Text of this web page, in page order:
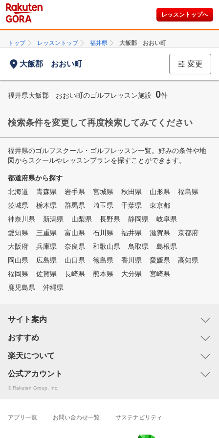
レッスントップへ
トップ レッスントップ 福井県 大飯郡 おおい町
大飯郡 おおい町 変更
福井県大飯郡 おおい町のゴルフレッスン施設 0件
検索条件を変更して再度検索してみてください
福井県のゴルフスクール・ゴルフレッスン一覧。好みの条件や地
図からスクールやレッスンプランを探すことができます。
都道府県から探す
北海道
青森県 岩手県 宮城県 秋田県 山形県
福島県
茨城県
栃木県 群馬県 埼玉県 千葉県
東京都
神奈川県
新潟県 山梨県 長野県 静岡県
岐阜県
愛知県
三重県 富山県 石川県 福井県 滋賀県
京都府
大阪府
兵庫県 奈良県 和歌山県 鳥取県
島根県
岡山県
広島県 山口県 徳島県 香川県 愛媛県
高知県
福岡県
佐賀県 長崎県 熊本県 大分県
宮崎県
鹿児島県
沖縄県
サイト案内
おすすめ
楽天について
公式アカウント
© Rakuten Group, Inc.
アプリ一覧 お問い合わせ一覧 サステナビリティ